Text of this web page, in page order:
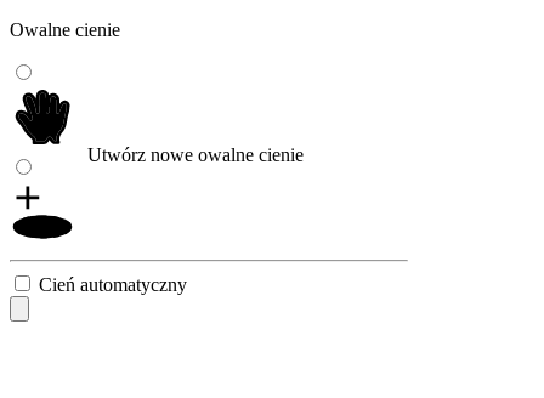
Owalne cienie
Utwórz nowe owalne cienie
Cień automatyczny